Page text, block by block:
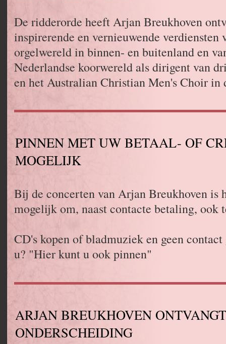
De ridderorde heeft Arjan Breukhoven
inspirerende en vernieuwende verdiensten
orgelwereld in binnen- en buitenland en
Nederlandse koorwereld als dirigent van
en het Australian Christian Men's Choir in
PINNEN MET UW BETAAL- OF
MOGELIJK
Bij de concerten van Arjan Breukhoven is
mogelijk om, naast contacte betaling, ook
CD's kopen of bladmuziek en geen
u? "Hier kunt u ook pinnen"
ARJAN BREUKHOVEN
ONDERSCHEIDING